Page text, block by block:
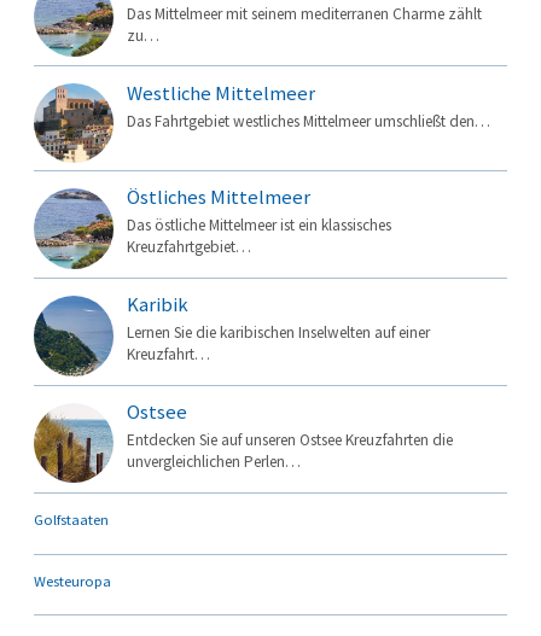
Das Mittelmeer mit seinem mediterranen Charme zählt
zu…
Westliche Mittelmeer
Das Fahrtgebiet westliches Mittelmeer umschließt den…
Östliches Mittelmeer
Das östliche Mittelmeer ist ein klassisches
Kreuzfahrtgebiet…
Karibik
Lernen Sie die karibischen Inselwelten auf einer
Kreuzfahrt…
Ostsee
Entdecken Sie auf unseren Ostsee Kreuzfahrten die
unvergleichlichen Perlen…
Golfstaaten
Westeuropa